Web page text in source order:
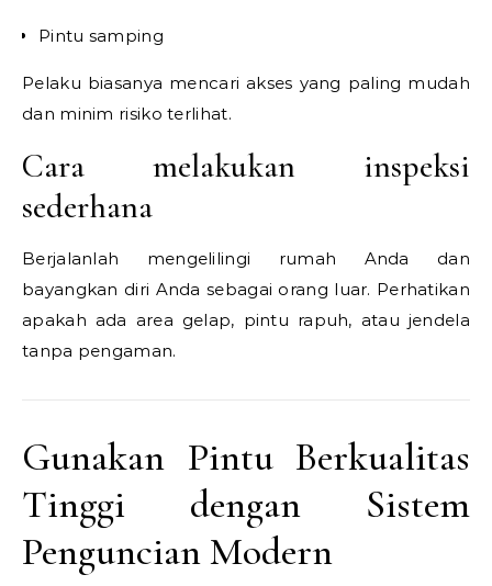
Pintu samping
Pelaku biasanya mencari akses yang paling mudah
dan minim risiko terlihat.
Cara melakukan inspeksi
sederhana
Berjalanlah mengelilingi rumah Anda dan
bayangkan diri Anda sebagai orang luar. Perhatikan
apakah ada area gelap, pintu rapuh, atau jendela
tanpa pengaman.
Gunakan Pintu Berkualitas
Tinggi dengan Sistem
Penguncian Modern